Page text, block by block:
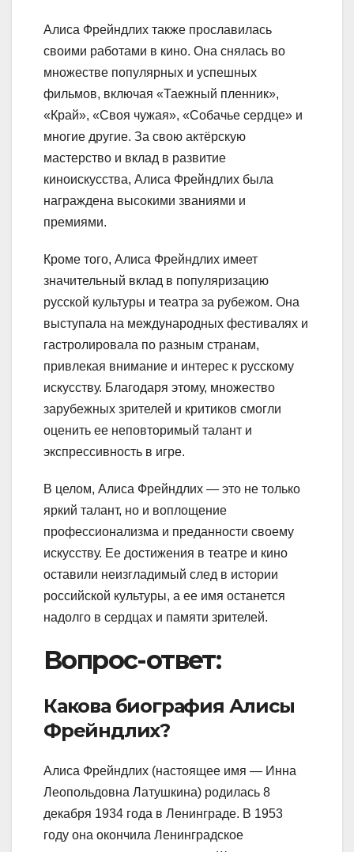
Алиса Фрейндлих также прославилась
своими работами в кино. Она снялась во
множестве популярных и успешных
фильмов, включая «Таежный пленник»,
«Край», «Своя чужая», «Собачье сердце» и
многие другие. За свою актёрскую
мастерство и вклад в развитие
киноискусства, Алиса Фрейндлих была
награждена высокими званиями и
премиями.
Кроме того, Алиса Фрейндлих имеет
значительный вклад в популяризацию
русской культуры и театра за рубежом. Она
выступала на международных фестивалях и
гастролировала по разным странам,
привлекая внимание и интерес к русскому
искусству. Благодаря этому, множество
зарубежных зрителей и критиков смогли
оценить ее неповторимый талант и
экспрессивность в игре.
В целом, Алиса Фрейндлих — это не только
яркий талант, но и воплощение
профессионализма и преданности своему
искусству. Ее достижения в театре и кино
оставили неизгладимый след в истории
российской культуры, а ее имя останется
надолго в сердцах и памяти зрителей.
Вопрос-ответ:
Какова биография Алисы
Фрейндлих?
Алиса Фрейндлих (настоящее имя — Инна
Леопольдовна Латушкина) родилась 8
декабря 1934 года в Ленинграде. В 1953
году она окончила Ленинградское